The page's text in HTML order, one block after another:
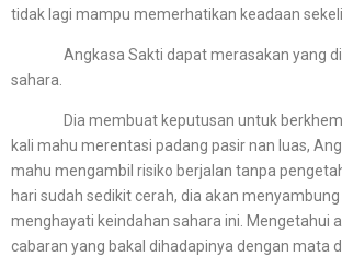
tidak lagi mampu memerhatikan keadaan
Angkasa Sakti dapat merasakan yang
sahara.
Dia membuat keputusan untuk
kali mahu merentasi padang pasir nan luas,
mahu mengambil risiko berjalan tanpa
hari sudah sedikit cerah, dia akan
menghayati keindahan sahara ini. Mengetahui
cabaran yang bakal dihadapinya dengan mata